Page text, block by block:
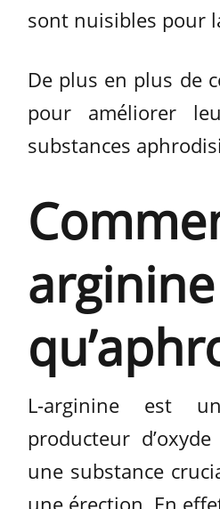
sont nuisibles pour
De plus en plus de
pour améliorer
substances
L-arginine est
producteur
une substance
une érection. En